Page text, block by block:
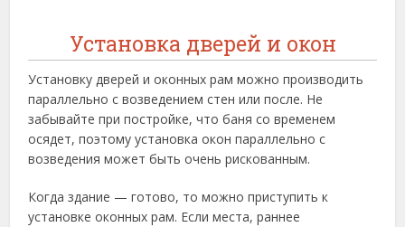
Установка дверей и окон
Установку дверей и оконных рам можно производить
параллельно с возведением стен или после. Не
забывайте при постройке, что баня со временем
осядет, поэтому установка окон параллельно с
возведения может быть очень рискованным.
Когда здание — готово, то можно приступить к
установке оконных рам. Если места, раннее